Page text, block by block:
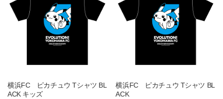
横浜FC ピカチュウ Tシャツ BL
ACK キッズ
横浜FC ピカチュウ Tシャツ BL
ACK